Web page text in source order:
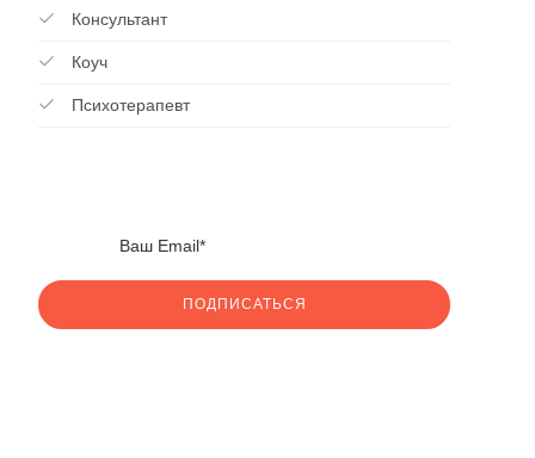
Консультант
Коуч
Психотерапевт
ПОДПИСАТЬСЯ